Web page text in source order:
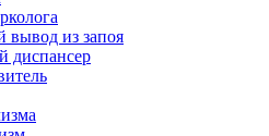
вывод из запоя
диспансер